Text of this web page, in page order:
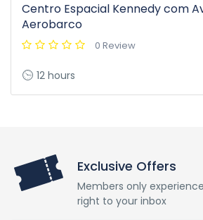
Centro Espacial Kennedy com
Aerobarco
0 Review
12 hours
Exclusive Offers
Members only
right to your inbox